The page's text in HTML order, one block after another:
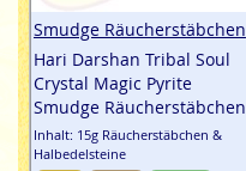
Smudge Räucherstäbchen
Hari Darshan Tribal Soul
Crystal Magic Pyrite
Smudge Räucherstäbchen
Inhalt: 15g Räucherstäbchen &
Halbedelsteine